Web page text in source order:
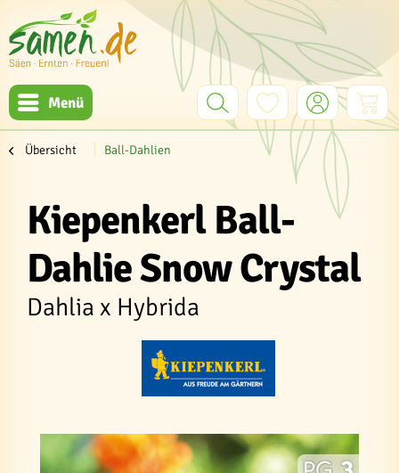
Menü
Übersicht Ball-Dahlien
Kiepenkerl Ball-
Dahlie Snow Crystal
Dahlia x Hybrida